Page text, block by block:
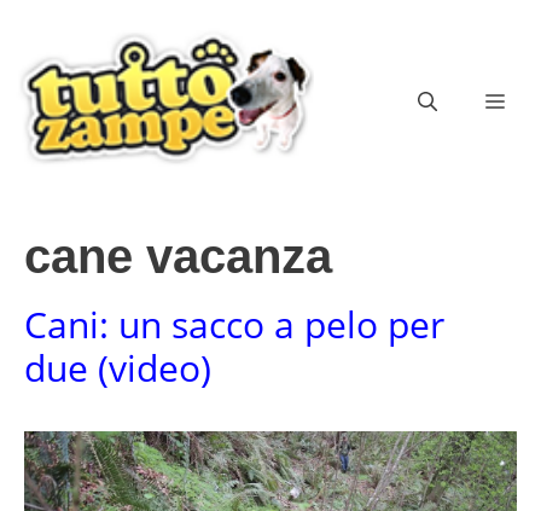
contenuto
cane vacanza
Cani: un sacco a pelo per
due (video)